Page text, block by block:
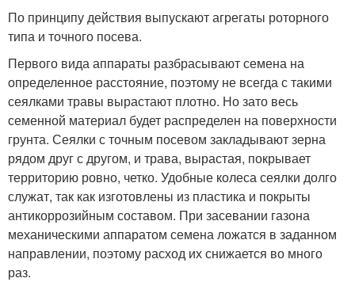
По принципу действия выпускают агрегаты роторного
типа и точного посева.
Первого вида аппараты разбрасывают семена на
определенное расстояние, поэтому не всегда с такими
сеялками травы вырастают плотно. Но зато весь
семенной материал будет распределен на поверхности
грунта. Сеялки с точным посевом закладывают зерна
рядом друг с другом, и трава, вырастая, покрывает
территорию ровно, четко. Удобные колеса сеялки долго
служат, так как изготовлены из пластика и покрыты
антикоррозийным составом. При засевании газона
механическими аппаратом семена ложатся в заданном
направлении, поэтому расход их снижается во много
раз.